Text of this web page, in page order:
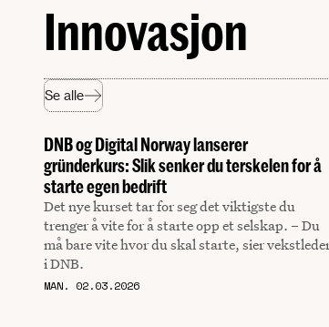
Innovasjon
Se alle
DNB og Digital Norway lanserer
gründerkurs: Slik senker du terskelen for å
starte egen bedrift
Det nye kurset tar for seg det viktigste du
trenger å vite for å starte opp et selskap. – Du
må bare vite hvor du skal starte, sier
i DNB.
MAN. 02.03.2026